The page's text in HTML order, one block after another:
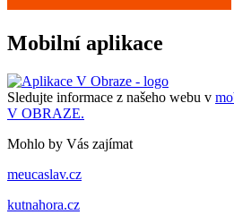
Mobilní aplikace
Sledujte informace z našeho webu v
V OBRAZE.
Mohlo by Vás zajímat
meucaslav.cz
kutnahora.cz